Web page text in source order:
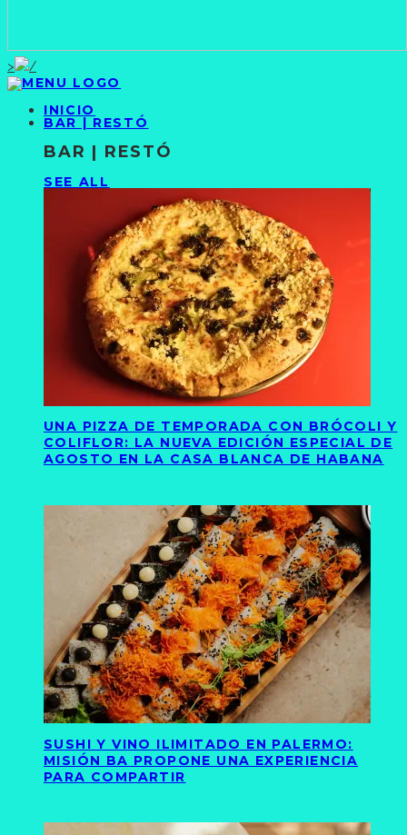
>
INICIO
BAR | RESTÓ
BAR | RESTÓ
SEE ALL
UNA PIZZA DE TEMPORADA CON BRÓCOLI Y
COLIFLOR: LA NUEVA EDICIÓN ESPECIAL DE
AGOSTO EN LA CASA BLANCA DE HABANA
SUSHI Y VINO ILIMITADO EN PALERMO:
MISIÓN BA PROPONE UNA EXPERIENCIA
PARA COMPARTIR